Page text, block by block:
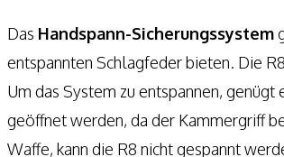
Das Handspann-Sicherungssystem
entspannten Schlagfeder bieten. Die
Um das System zu entspannen,
geöffnet werden, da der Kammergriff
Waffe, kann die R8 nicht gespannt